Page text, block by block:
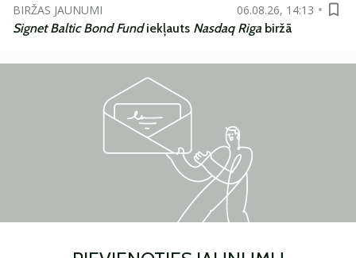
BIRŽAS JAUNUMI
06.08.26, 14:13
Signet Baltic Bond Fundiekļauts Nasdaq Riga biržā